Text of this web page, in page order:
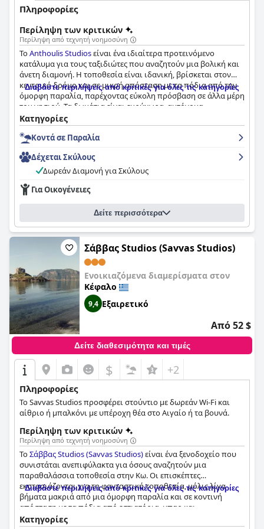
Πληροφορίες
Περίληψη των κριτικών
Περίληψη από τεχνητή νοημοσύνη
ΤοAnthoulis Studiosείναι ένα ιδιαίτερα προτεινόμενο
κατάλυμα για τους ταξιδιώτες που αναζητούν μια βολική και
άνετη διαμονή. Η τοποθεσία είναι ιδανική, βρίσκεται στον
κεντρικό δρόμο και σε μικρή απόσταση με τα πόδια από την
όμορφη παραλία, παρέχοντας εύκολη πρόσβαση σε άλλα μέρη
του νησιού. Τα δωμάτια είναι ευρύχωρα, αυτόνομα
διαμερίσματα που διατηρούνται πεντακάθαρα, με άφθονο
αποθηκευτικό χώρο και όλες τις απαραίτητες ανέσεις. Το
προσωπικό είναι φιλικό, εξυπηρετικό και εξυπηρετικό,
σαν στο σπίτι τους. Η παραλία είναι εκπληκτική και
προσφέρει το τέλειο μέρος για κολύμπι, θαλάσσια σπορ και
προσδοκίες των επισκεπτών και προσέφερε μια διαμονή
ανώτερης ποιότητας με φιλόξενη και θετική ατμόσφαιρα.
Διαβάστε περιλήψεις από κριτικές για όλες τις κατηγορίες
Κατηγορίες
Κοντά σε Παραλία
Δέχεται Σκύλους
Δωρεάν Διαμονή για Σκύλους
Για Οικογένειες
Δείτε περισσότερα
Σάββας Studios (Savvas Studios)
Ενοικιαζόμενα διαμερίσματα στον
Κέφαλο
9,4 Εξαιρετικό
Από 52 $
Δείτε διαθεσιμότητα και τιμές
$ +2
Πληροφορίες
Το Savvas Studios προσφέρει στούντιο με δωρεάν Wi-Fi και
αίθριο ή μπαλκόνι με υπέροχη θέα στο Αιγαίο ή τα βουνά.
Περίληψη των κριτικών
Περίληψη από τεχνητή νοημοσύνη
ΤοΣάββας Studios (Savvas Studios)είναι ένα ξενοδοχείο που
συνιστάται ανεπιφύλακτα για όσους αναζητούν μια
παραθαλάσσια τοποθεσία στην Κω. Οι επισκέπτες
εκστασιάζονται για τη φανταστική τοποθεσία, μόλις λίγα
βήματα μακριά από μια όμορφη παραλία και σε κοντινή
απόσταση με τα πόδια από εστιατόρια, μπαρ και
καταστήματα. Παρά την εγγύτητά του στις τοπικές ανέσεις, το
Διαβάστε περιλήψεις από κριτικές για όλες τις κατηγορίες
Κατηγορίες